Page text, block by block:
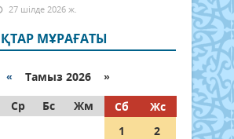
27 шілде 2026 ж.
МҰРАҒАТЫ
« Тамыз 2026 »
Ср Бс Жм Сб
Жс
1
2